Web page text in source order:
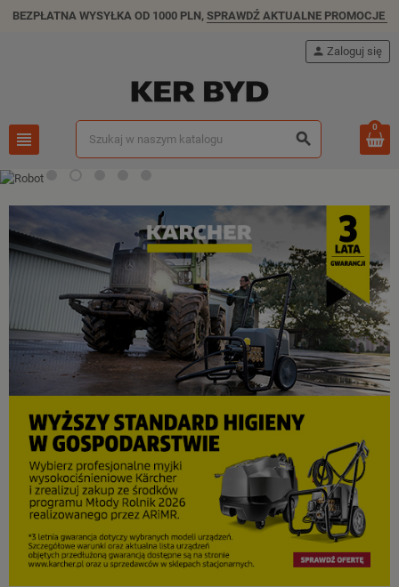
BEZPŁATNA WYSYŁKA OD 1000 PLN, SPRAWDŹ AKTUALNE PROMOCJE
view_headline search
person Zaloguj się
0